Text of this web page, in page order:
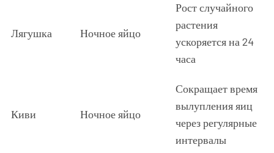
Лягушка Ночное яйцо
Рост случайного
растения
ускоряется на 24
часа
Киви Ночное яйцо
Сокращает время
вылупления яиц
через регулярные
интервалы